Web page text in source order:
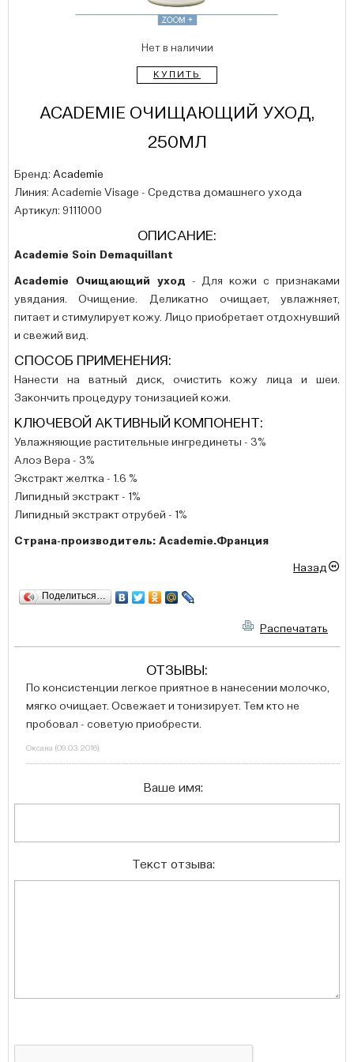
Нет в наличии
КУПИТЬ
ACADEMIE ОЧИЩАЮЩИЙ УХОД,
250МЛ
Бренд: Academie
Линия: Academie Visage - Средства домашнего ухода
Артикул: 9111000
ОПИСАНИЕ:
Academie Soin Demaquillant
Academie Очищающий уход - Для кожи с признаками
увядания. Очищение. Деликатно очищает, увлажняет,
питает и стимулирует кожу. Лицо приобретает отдохнувший
и свежий вид.
СПОСОБ ПРИМЕНЕНИЯ:
Нанести на ватный диск, очистить кожу лица и шеи.
Закончить процедуру тонизацией кожи.
КЛЮЧЕВОЙ АКТИВНЫЙ КОМПОНЕНТ:
Увлажняющие растительные ингрединеты - 3%
Алоэ Вера - 3%
Экстракт желтка - 1.6 %
Липидный экстракт - 1%
Липидный экстракт отрубей - 1%
Страна-производитель: Academie.Франция
Назад
Поделиться…
Распечатать
ОТЗЫВЫ:
По консистенции легкое приятное в нанесении молочко,
мягко очищает. Освежает и тонизирует. Тем кто не
пробовал - советую приобрести.
Оксана (09.03.2016)
Ваше имя:
Текст отзыва: